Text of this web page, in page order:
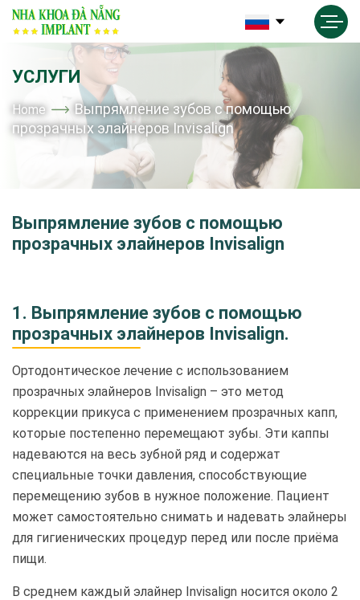
УСЛУГИ
Home
Выпрямление зубов с помощью
прозрачных элайнеров Invisalign
Выпрямление зубов с помощью
прозрачных элайнеров Invisalign
1. Выпрямление зубов с помощью
прозрачных элайнеров Invisalign.
Ортодонтическое лечение с использованием
прозрачных элайнеров Invisalign – это метод
коррекции прикуса с применением прозрачных капп,
которые постепенно перемещают зубы. Эти каппы
надеваются на весь зубной ряд и содержат
специальные точки давления, способствующие
перемещению зубов в нужное положение. Пациент
может самостоятельно снимать и надевать элайнеры
для гигиенических процедур перед или после приёма
пищи.
В среднем каждый элайнер Invisalign носится около 2